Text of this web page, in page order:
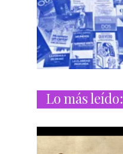
Lo más leído: